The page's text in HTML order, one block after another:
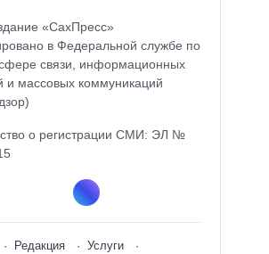
«СахПресс»
в Федеральной службе по
связи, информационных
и массовых коммуникаций
о регистрации СМИ: ЭЛ №
Редакция
Услуги